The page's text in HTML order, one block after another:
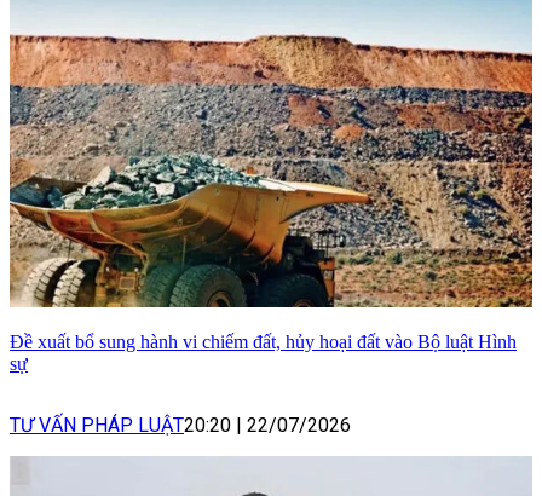
Đề xuất bổ sung hành vi chiếm đất, hủy hoại đất vào Bộ luật Hình
sự
TƯ VẤN PHÁP LUẬT20:20 22/07/2026